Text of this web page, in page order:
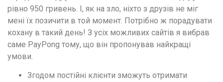
рівно 950 гривень. І, як на зло, ніхто з друзів не міг
мені їх позичити в той момент. Потрібно ж порадувати
кохану в такий день! З усіх можливих сайтів я вибрав
саме PayPong тому, що він пропонував найкращі
умови.
Згодом постійні клієнти зможуть отримати